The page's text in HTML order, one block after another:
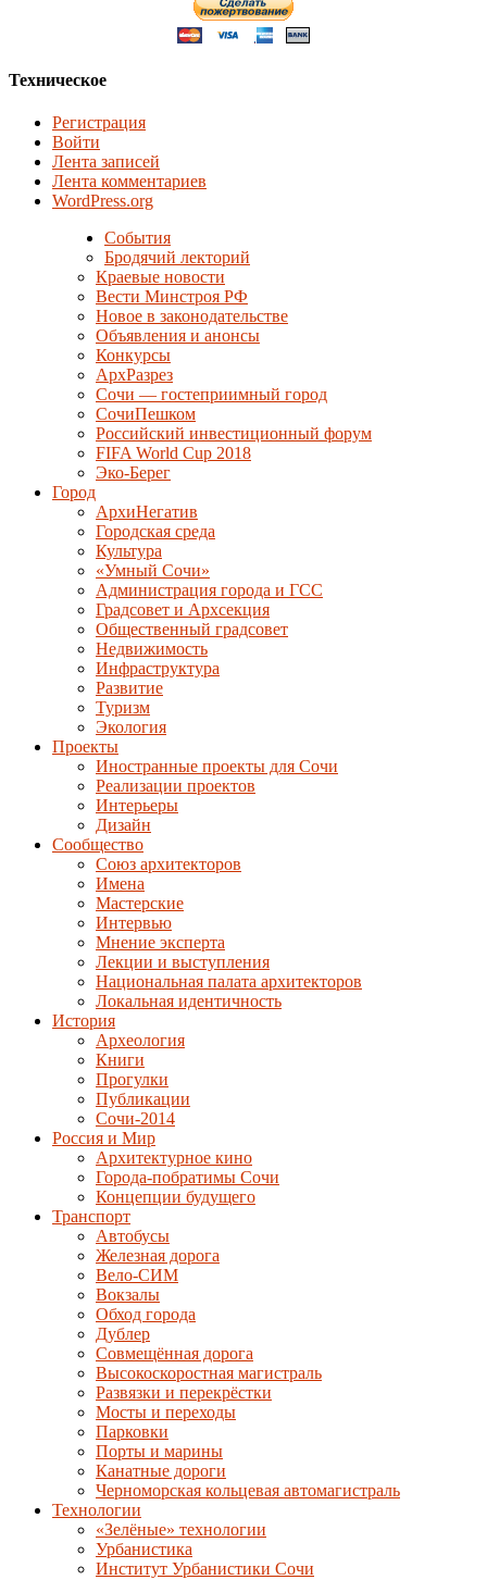
Техническое
Регистрация
Войти
Лента записей
Лента комментариев
WordPress.org
События
Бродячий лекторий
Краевые новости
Вести Минстроя РФ
Новое в законодательстве
Объявления и анонсы
Конкурсы
АрхРазрез
Сочи — гостеприимный город
СочиПешком
Российский инвестиционный форум
FIFA World Cup 2018
Эко-Берег
Город
АрхиНегатив
Городская среда
Культура
«Умный Сочи»
Администрация города и ГСС
Градсовет и Архсекция
Общественный градсовет
Недвижимость
Инфраструктура
Развитие
Туризм
Экология
Проекты
Иностранные проекты для Сочи
Реализации проектов
Интерьеры
Дизайн
Сообщество
Союз архитекторов
Имена
Мастерские
Интервью
Мнение эксперта
Лекции и выступления
Национальная палата архитекторов
Локальная идентичность
История
Археология
Книги
Прогулки
Публикации
Сочи-2014
Россия и Мир
Архитектурное кино
Города-побратимы Сочи
Концепции будущего
Транспорт
Автобусы
Железная дорога
Вело-СИМ
Вокзалы
Обход города
Дублер
Совмещённая дорога
Высокоскоростная магистраль
Развязки и перекрёстки
Мосты и переходы
Парковки
Порты и марины
Канатные дороги
Черноморская кольцевая автомагистраль
Технологии
«Зелёные» технологии
Урбанистика
Институт Урбанистики Сочи